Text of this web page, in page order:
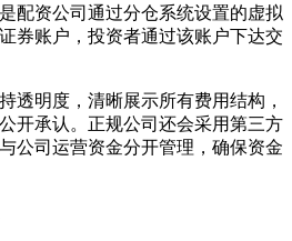
配资公司通过分仓系统设置的虚拟
券账户，投资者通过该账户下达交
透明度，清晰展示所有费用结构，
开承认。正规公司还会采用第三方
公司运营资金分开管理，确保资金